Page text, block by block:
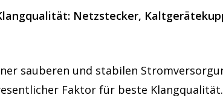
Netzstecker,
sauberen und stabilen
Faktor für beste